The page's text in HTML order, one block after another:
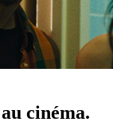
cinéma.